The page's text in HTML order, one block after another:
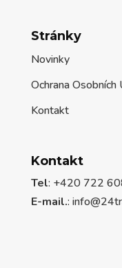
Stránky
Novinky
Ochrana Osobních
Kontakt
Kontakt
Tel: +420 722
E-mail.: